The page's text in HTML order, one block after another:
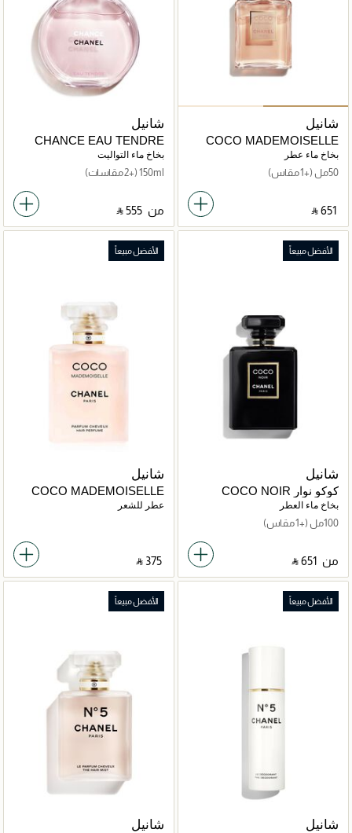
شانيل
COCO MADEMOISELLE
بخاخ ماء عطر
50مل (+1 مقاس)
‎ ⃁ ⁦651⁩ ‎
شانيل
CHANCE EAU TENDRE
بخاخ ماء التواليت
150ml (+2 مقاسات)
من ‎ ⃁ ⁦555⁩ ‎
الأفضل مبيعاً
شانيل
كوكو نوار COCO NOIR
بخاخ ماء العطر
100مل (+1 مقاس)
من ‎ ⃁ ⁦651⁩ ‎
الأفضل مبيعاً
شانيل
COCO MADEMOISELLE
عطر للشعر
‎ ⃁ ⁦375⁩ ‎
الأفضل مبيعاً
شانيل
الأفضل مبيعاً
شانيل